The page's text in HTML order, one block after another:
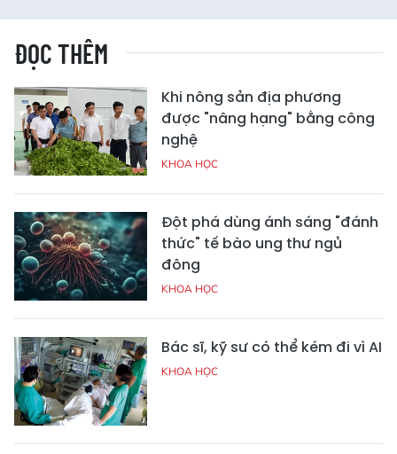
ĐỌC THÊM
Khi nông sản địa phương
được "nâng hạng" bằng công
nghệ
KHOA HỌC
Đột phá dùng ánh sáng "đánh
thức" tế bào ung thư ngủ
đông
KHOA HỌC
Bác sĩ, kỹ sư có thể kém đi vì AI
KHOA HỌC